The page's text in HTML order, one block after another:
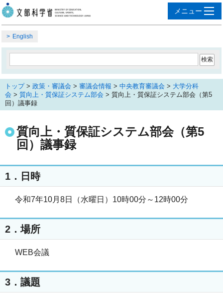
English
トップ> 政策・審議会 > 審議会情報 > 中央教育審議会 > 大学分科
会 > 質向上・質保証システム部会 > 質向上・質保証システム部会（第5
回）議事録
質向上・質保証システム部会（第5
回）議事録
1．日時
令和7年10月8日（水曜日）10時00分～12時00分
2．場所
WEB会議
3．議題